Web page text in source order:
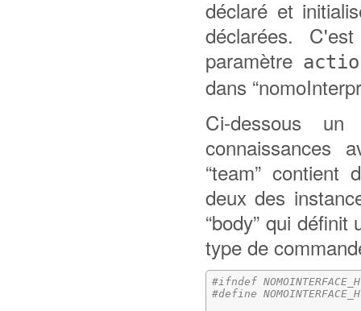
déclaré et
déclarées.
paramètre
dans
Ci-dessous
connaissances
“team” contient
deux des
“body” qui
type de
#ifndef NOMOINTERFACE_H
#define NOMOINTERFACE_H